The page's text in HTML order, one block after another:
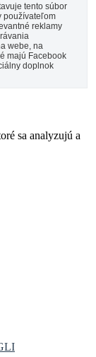
tento súbor
používateľom
reklamy
webe, na
majú Facebook
doplnok
sa analyzujú a